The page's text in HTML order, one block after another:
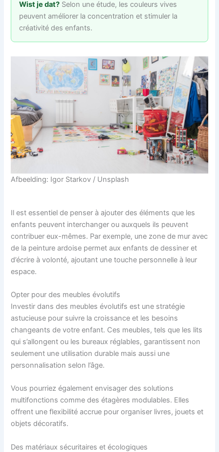
Wist je dat? Selon une étude, les couleurs vives
peuvent améliorer la concentration et stimuler la
créativité des enfants.
Afbeelding: Igor Starkov / Unsplash
Il est essentiel de penser à ajouter des éléments que les
enfants peuvent interchanger ou auxquels ils peuvent
contribuer eux-mêmes. Par exemple, une zone de mur avec
de la peinture ardoise permet aux enfants de dessiner et
d’écrire à volonté, ajoutant une touche personnelle à leur
espace.
Opter pour des meubles évolutifs
Investir dans des meubles évolutifs est une stratégie
astucieuse pour suivre la croissance et les besoins
changeants de votre enfant. Ces meubles, tels que les lits
qui s’allongent ou les bureaux réglables, garantissent non
seulement une utilisation durable mais aussi une
personnalisation selon l’âge.
Vous pourriez également envisager des solutions
multifonctions comme des étagères modulables. Elles
offrent une flexibilité accrue pour organiser livres, jouets et
objets décoratifs.
Des matériaux sécuritaires et écologiques